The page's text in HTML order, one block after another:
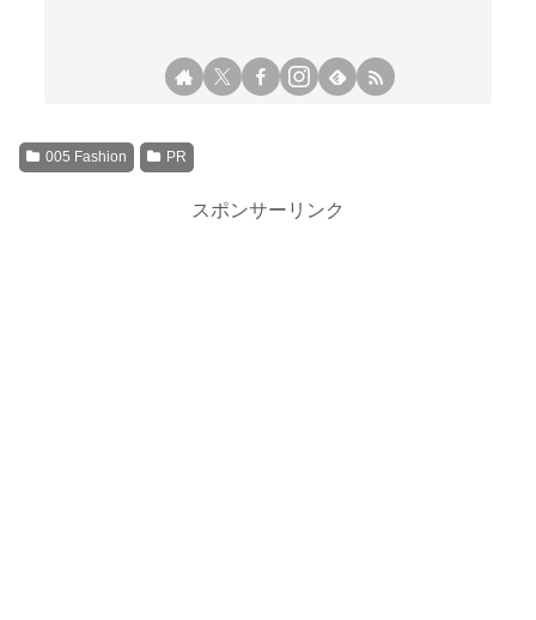
005 Fashion PR
スポンサーリンク